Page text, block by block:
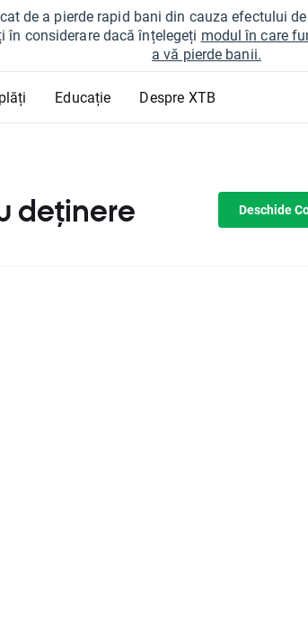
de a pierde rapid bani din cauza efectului
în considerare dacă înțelegeți modul în care
a vă pierde banii.
Educație Despre XTB
deținere Deschide